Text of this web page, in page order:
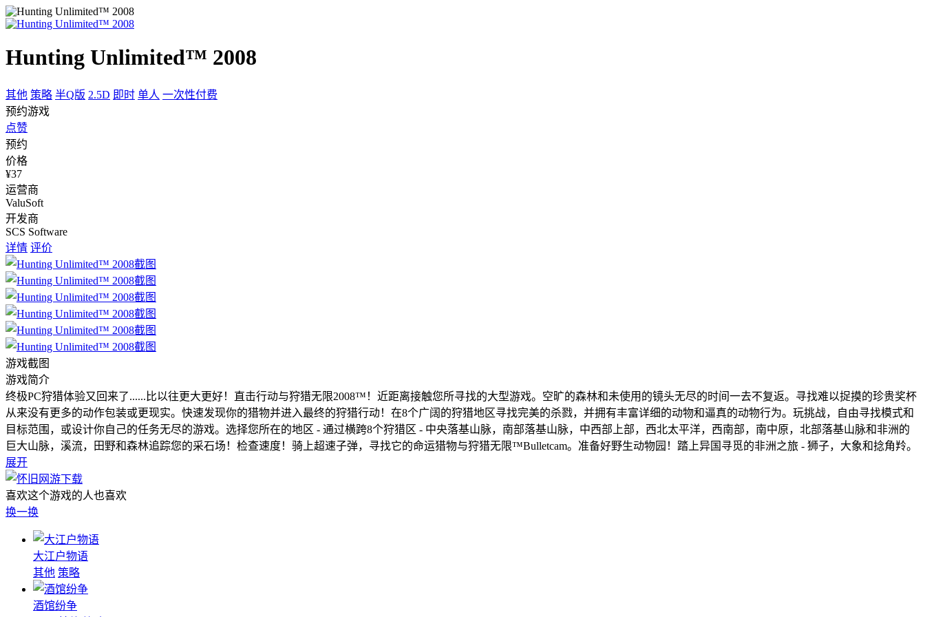
Hunting Unlimited™ 2008
其他 策略 半Q版 2.5D 即时 单人 一次性付费
预约游戏
点赞
预约
价格
¥37
运营商
ValuSoft
开发商
SCS Software
详情 评价
游戏截图
游戏简介
终极PC狩猎体验又回来了......比以往更大更好！直击行动与狩猎无限2008™！近距离接触您所寻找的大型游戏。空旷的森林和未使用的镜头无尽的时间一去不复返。寻找难以捉摸的珍贵奖杯
从来没有更多的动作包装或更现实。快速发现你的猎物并进入最终的狩猎行动！在8个广阔的狩猎地区寻找完美的杀戮，并拥有丰富详细的动物和逼真的动物行为。玩挑战，自由寻找模式和
目标范围，或设计你自己的任务无尽的游戏。选择您所在的地区 - 通过横跨8个狩猎区 - 中央落基山脉，南部落基山脉，中西部上部，西北太平洋，西南部，南中原，北部落基山脉和非洲的
巨大山脉，溪流，田野和森林追踪您的采石场！检查速度！骑上超速子弹，寻找它的命运猎物与狩猎无限™Bulletcam。准备好野生动物园！踏上异国寻觅的非洲之旅 - 狮子，大象和捻角羚。
展开
喜欢这个游戏的人也喜欢
换一换
大江户物语
其他 策略
酒馆纷争